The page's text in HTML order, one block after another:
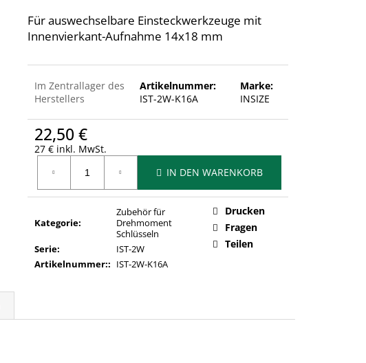
Für auswechselbare Einsteckwerkzeuge mit
Innenvierkant-Aufnahme 14x18 mm
Im Zentrallager des
Herstellers
Artikelnummer:
IST-2W-K16A
Marke:
INSIZE
22,50 €
27 € inkl. MwSt.
IN DEN WARENKORB
Kategorie:
Zubehör für
Drehmoment
Schlüsseln
Serie:
IST-2W
Artikelnummer:: IST-2W-K16A
Drucken
Fragen
Teilen